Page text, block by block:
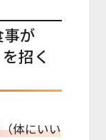
が
招く
体にいい